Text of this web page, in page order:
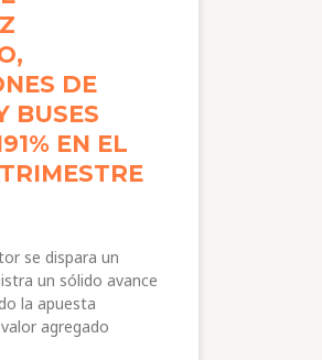
DE
BUSES
EN EL
se dispara un
un sólido avance
la apuesta
agregado